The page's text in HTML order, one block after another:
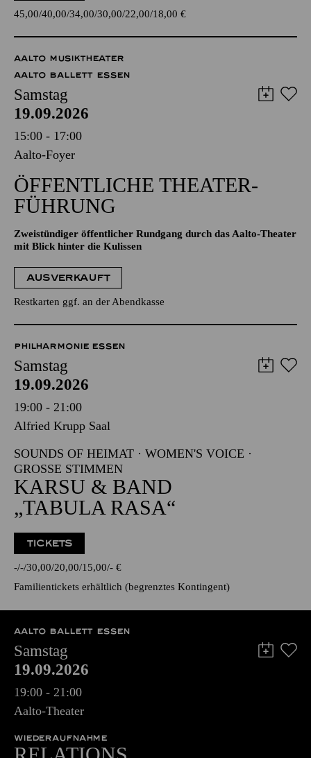
45,00 40,00 34,00 30,00 22,00 18,00 €
AALTO MUSIKTHEATER
AALTO BALLETT ESSEN
Samstag
19.09.2026
15:00 - 17:00
Aalto-Foyer
ÖFFENTLICHE THEATER­
FÜHRUNG
Zweistündiger öffentlicher Rundgang durch das Aalto-Theater
mit Blick hinter die Kulissen
AUSVERKAUFT
Restkarten ggf. an der Abendkasse
PHILHARMONIE ESSEN
Samstag
19.09.2026
19:00 - 21:00
Alfried Krupp Saal
SOUNDS OF HEIMAT · WOMEN'S VOICE ·
GROSSE STIMMEN
KARSU & BAND
„TABULA RASA“
TICKETS
- - 30,00 20,00 15,00 - €
Familientickets erhältlich (begrenztes Kontingent)
AALTO BALLETT ESSEN
Samstag
19.09.2026
19:00 - 21:00
Aalto-Theater
WIEDERAUFNAHME